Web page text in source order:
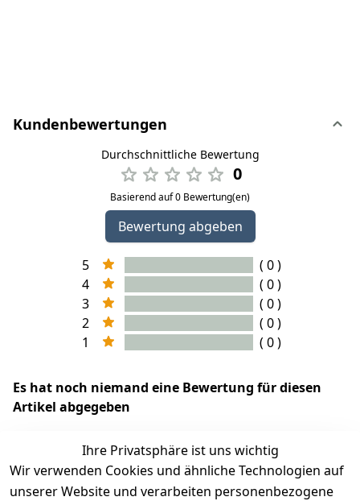
Kundenbewertungen
Durchschnittliche Bewertung
0
Basierend auf 0 Bewertung(en)
Bewertung abgeben
5
( 0 )
4
( 0 )
3
( 0 )
2
( 0 )
1
( 0 )
Es hat noch niemand eine Bewertung für diesen
Artikel abgegeben
EU-Verantwortliche Person - klicken Sie für Details
Ihre Privatsphäre ist uns wichtig
Wir verwenden Cookies und ähnliche Technologien auf
unserer Website und verarbeiten personenbezogene